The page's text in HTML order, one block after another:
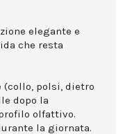
elegante e
che resta
polsi, dietro
dopo la
olfattivo.
la giornata.